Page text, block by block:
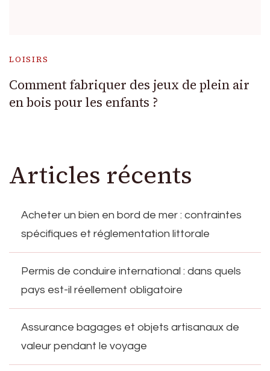
LOISIRS
Comment fabriquer des jeux de plein air
en bois pour les enfants ?
Articles récents
Acheter un bien en bord de mer : contraintes
spécifiques et réglementation littorale
Permis de conduire international : dans quels
pays est-il réellement obligatoire
Assurance bagages et objets artisanaux de
valeur pendant le voyage